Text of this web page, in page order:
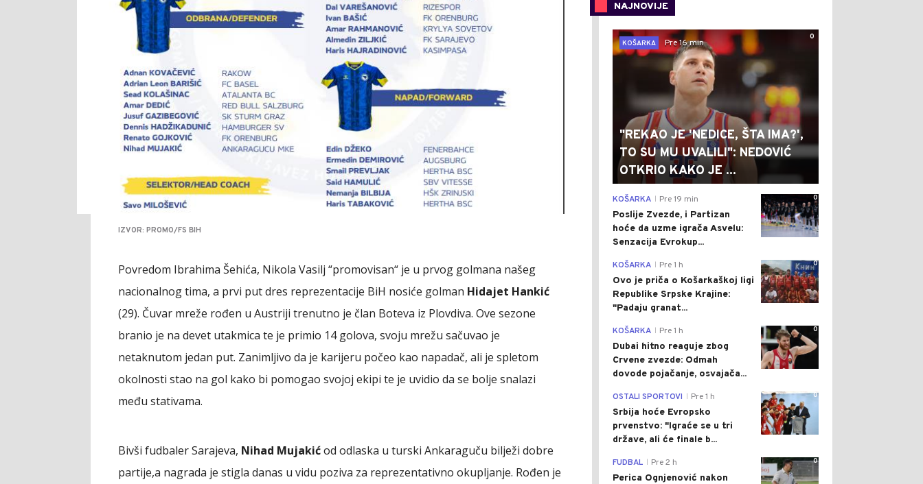
IZVOR: PROMO/FS BIH
Povredom Ibrahima Šehića, Nikola Vasilj “promovisan“ je u prvog golmana našeg
nacionalnog tima, a prvi put dres reprezentacije BiH nosiće golman Hidajet Hankić
(29). Čuvar mreže rođen u Austriji trenutno je član Boteva iz Plovdiva. Ove sezone
branio je na devet utakmica te je primio 14 golova, svoju mrežu sačuvao je
netaknutom jedan put. Zanimljivo da je karijeru počeo kao napadač, ali je spletom
okolnosti stao na gol kako bi pomogao svojoj ekipi te je uvidio da se bolje snalazi
među stativama.
Bivši fudbaler Sarajeva, Nihad Mujakićod odlaska u turski Ankaraguču bilježi dobre
partije,a nagrada je stigla danas u vidu poziva za reprezentativno okupljanje. Rođen je
NAJNOVIJE
0
KOŠARKA
Pre 16 min
"REKAO JE 'NEDICE, ŠTA IMA?',
TO SU MU UVALILI": NEDOVIĆ
OTKRIO KAKO JE ...
0
KOŠARKA Pre 19 min
Poslije Zvezde, i Partizan
hoće da uzme igrača Asvelu:
Senzacija Evrokup...
0
KOŠARKA Pre 1 h
Ovo je priča o Košarkaškoj ligi
Republike Srpske Krajine:
"Padaju granat...
0
KOŠARKA Pre 1 h
Dubai hitno reaguje zbog
Crvene zvezde: Odmah
dovode pojačanje, osvajača...
0
OSTALI SPORTOVI Pre 1 h
Srbija hoće Evropsko
prvenstvo: "Igraće se u tri
države, ali će finale b...
0
FUDBAL Pre 2 h
Perica Ognjenović nakon